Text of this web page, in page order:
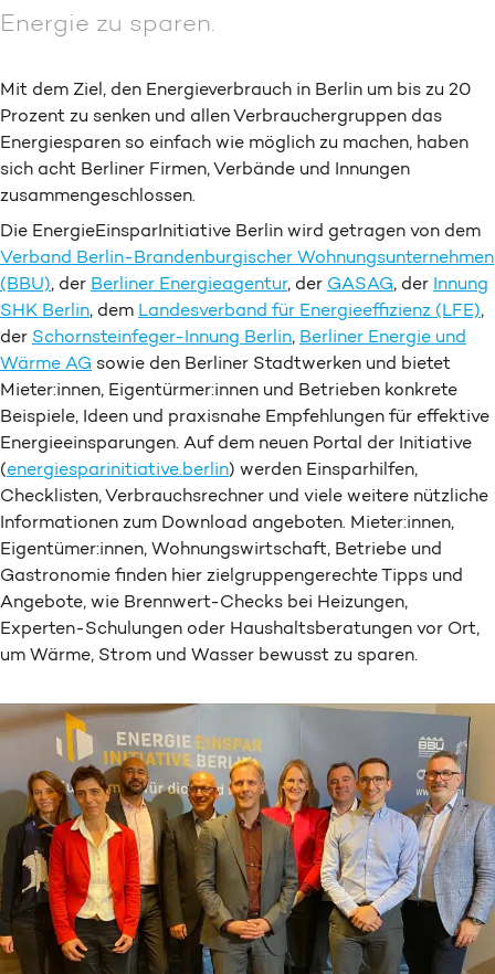
Energie zu sparen.
Mit dem Ziel, den Energieverbrauch in Berlin um bis zu 20
Prozent zu senken und allen Verbrauchergruppen das
Energiesparen so einfach wie möglich zu machen, haben
sich acht Berliner Firmen, Verbände und Innungen
zusammengeschlossen.
Die EnergieEinsparInitiative Berlin wird getragen von dem
Verband Berlin-Brandenburgischer Wohnungsunternehmen
(BBU), der Berliner Energieagentur, der GASAG, der Innung
SHK Berlin, dem Landesverband für Energieeffizienz (LFE),
der Schornsteinfeger-Innung Berlin, Berliner Energie und
Wärme AG sowie den Berliner Stadtwerken und bietet
Mieter:innen, Eigentürmer:innen und Betrieben konkrete
Beispiele, Ideen und praxisnahe Empfehlungen für effektive
Energieeinsparungen. Auf dem neuen Portal der Initiative
(energiesparinitiative.berlin) werden Einsparhilfen,
Checklisten, Verbrauchsrechner und viele weitere nützliche
Informationen zum Download angeboten. Mieter:innen,
Eigentümer:innen, Wohnungswirtschaft, Betriebe und
Gastronomie finden hier zielgruppengerechte Tipps und
Angebote, wie Brennwert-Checks bei Heizungen,
Experten-Schulungen oder Haushaltsberatungen vor Ort,
um Wärme, Strom und Wasser bewusst zu sparen.